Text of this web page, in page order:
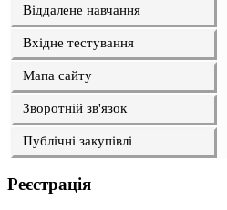
Віддалене навчання
Вхідне тестування
Мапа сайту
Зворотній зв'язок
Публічні закупівлі
Реєстрація